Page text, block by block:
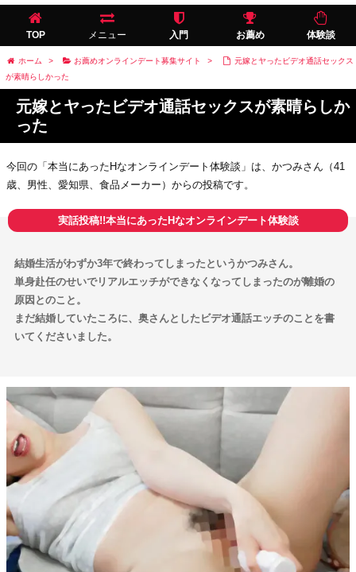
TOP メニュー 入門 お薦め 体験談
ホーム > お薦めオンラインデート募集サイト >
元嫁とヤったビデオ通話セックス
が素晴らしかった
元嫁とヤったビデオ通話セックスが素晴らしか
った
今回の「本当にあったHなオンラインデート体験談」は、かつみさん（41
歳、男性、愛知県、食品メーカー）からの投稿です。
結婚生活がわずか3年で終わってしまったというかつみさん。
単身赴任のせいでリアルエッチができなくなってしまったのが離婚の
原因とのこと。
まだ結婚していたころに、奥さんとしたビデオ通話エッチのことを書
いてくださいました。